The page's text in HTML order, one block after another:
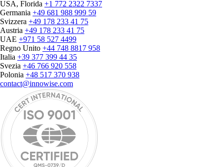
USA, Florida +1 772 2322 7337
Germania +49 681 988 999 59
Svizzera +49 178 233 41 75
Austria +49 178 233 41 75
UAE +971 58 527 4499
Regno Unito +44 748 8817 958
Italia +39 377 399 44 35
Svezia +46 766 920 558
Polonia +48 517 370 938
contact@innowise.com